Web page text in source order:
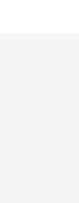
さがあ
上がり
付帯部